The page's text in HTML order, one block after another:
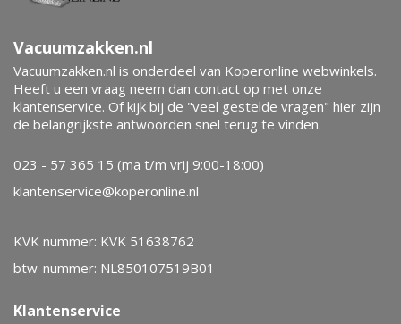
Vacuumzakken.nl
Vacuumzakken.nl is onderdeel van Koperonline webwinkels.
Heeft u een vraag neem dan contact op met onze
klantenservice. Of kijk bij de "veel gestelde vragen" hier zijn
de belangrijkste antwoorden snel terug te vinden.
023 - 57 365 15 (ma t/m vrij 9:00-18:00)
klantenservice@koperonline.nl
KVK nummer: KVK 51638762
btw-nummer: NL850107519B01
Klantenservice